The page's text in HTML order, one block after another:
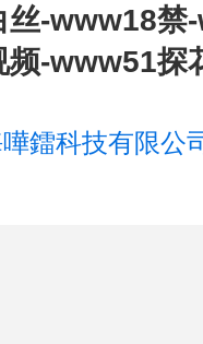
丝-www18
-www51探
嘩鐳科技有限公